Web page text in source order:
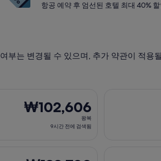
항공 예약 후 엄선된 호텔 최대 40%
부는 변경될 수 있으며, 추가 약관이 적용
₩102,606
왕
₩102,606
왕복
9시간 전에 검색됨